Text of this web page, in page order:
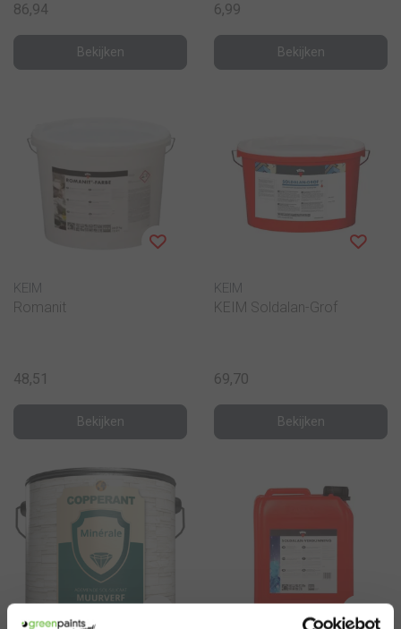
86,94
Bekijken
6,99
Bekijken
KEIM
Romanit
48,51
Bekijken
KEIM
KEIM Soldalan-Grof
69,70
Bekijken